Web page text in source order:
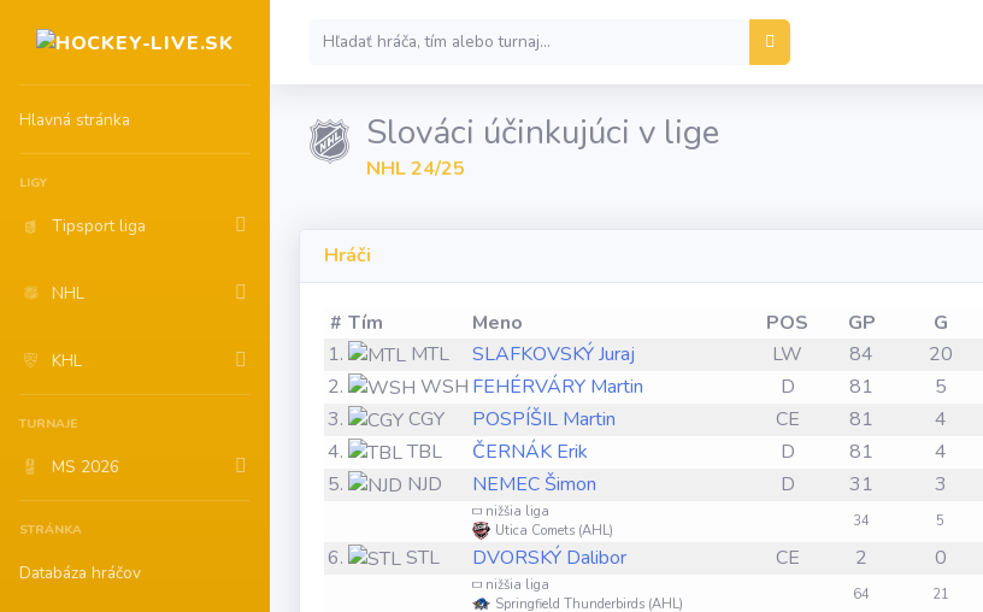
Hlavná stránka
LIGY
Tipsport liga
NHL
KHL
TURNAJE
MS 2026
STRÁNKA
Databáza hráčov
Slováci účinkujúci v lige
NHL 24/25
Hráči
# Tím Meno POS GP G
1.
MTL SLAFKOVSKÝ Juraj LW 84 20
2.
WSH FEHÉRVÁRY Martin D 81 5
3.
CGY POSPÍŠIL Martin CE 81 4
4.
TBL ČERNÁK Erik D 81 4
5.
NJD NEMEC Šimon D 31 3
nižšia liga
Utica Comets (AHL)
34 5
6. STL DVORSKÝ Dalibor CE 2 0
nižšia liga
Springfield Thunderbirds (AHL)
64 21